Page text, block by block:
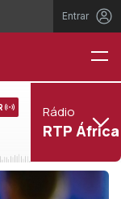
Entrar
Rádio
RTP África